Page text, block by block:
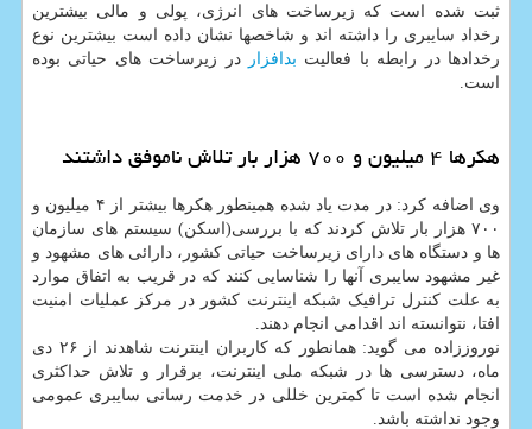
ثبت شده است که زیرساخت های انرژی، پولی و مالی بیشترین
رخداد سایبری را داشته اند و شاخصها نشان داده است بیشترین نوع
رخدادها در رابطه با فعالیت بدافزار
در زیرساخت های حیاتی بوده
است.
هکرها ۴ میلیون و ۷۰۰ هزار بار تلاش ناموفق داشتند
وی اضافه کرد: در مدت یاد شده همینطور هکرها بیشتر از ۴ میلیون و
۷۰۰ هزار بار تلاش کردند که با بررسی(اسکن) سیستم های سازمان
ها و دستگاه های دارای زیرساخت حیاتی کشور، دارائی های مشهود و
غیر مشهود سایبری آنها را شناسایی کنند که در قریب به اتفاق موارد
به علت کنترل ترافیک شبکه اینترنت کشور در مرکز عملیات امنیت
افتا، نتوانسته اند اقدامی انجام دهند.
نوروززاده می گوید: همانطور که کاربران اینترنت شاهدند از ۲۶ دی
ماه، دسترسی ها در شبکه ملی اینترنت، برقرار و تلاش حداکثری
انجام شده است تا کمترین خللی در خدمت رسانی سایبری عمومی
وجود نداشته باشد.